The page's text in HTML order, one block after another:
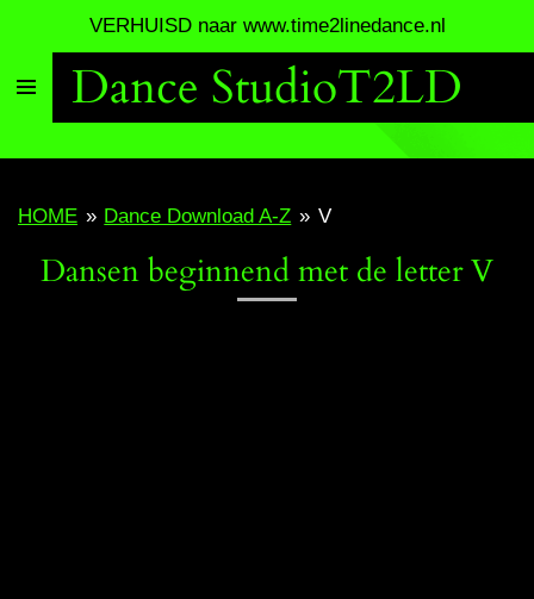
direct
naar
hoofdinhoud
Dance StudioT2LD
VERHUISD naar www.time2linedance.nl
HOME » Dance Download A-Z » V
Dansen beginnend met de letter V